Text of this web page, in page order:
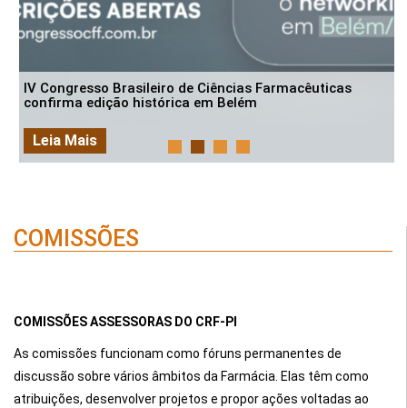
IV Congresso Brasileiro de Ciências Farmacêuticas
confirma edição histórica em Belém
Leia Mais
COMISSÕES
COMISSÕES ASSESSORAS DO CRF-PI
As comissões funcionam como fóruns permanentes de
discussão sobre vários âmbitos da Farmácia. Elas têm como
atribuições, desenvolver projetos e propor ações voltadas ao